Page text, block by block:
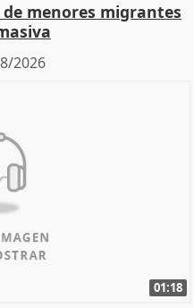
de menores migrantes
2026
01:18